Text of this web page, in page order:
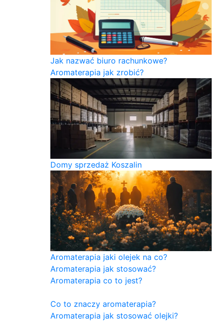
Jak nazwać biuro rachunkowe?
Aromaterapia jak zrobić?
Domy sprzedaż Koszalin
Aromaterapia jaki olejek na co?
Aromaterapia jak stosować?
Aromaterapia co to jest?
Co to znaczy aromaterapia?
Aromaterapia jak stosować olejki?